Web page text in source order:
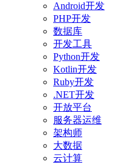
Android开发
PHP开发
数据库
开发工具
Python开发
Kotlin开发
Ruby开发
.NET开发
开放平台
服务器运维
架构师
大数据
云计算